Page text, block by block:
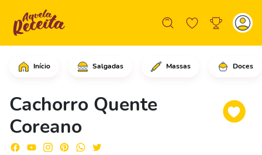
Início Salgadas Massas Doces
Cachorro Quente
Coreano
Corte cada salsicha em 4 pedaços